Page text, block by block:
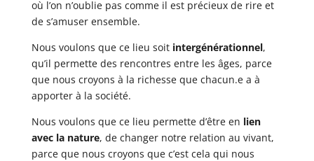
où l’on n’oublie pas comme il est précieux de rire et
de s’amuser ensemble.
Nous voulons que ce lieu soit intergénérationnel,
qu’il permette des rencontres entre les âges, parce
que nous croyons à la richesse que chacun.e a à
apporter à la société.
Nous voulons que ce lieu permette d’être en lien
avec la nature, de changer notre relation au vivant,
parce que nous croyons que c’est cela qui nous